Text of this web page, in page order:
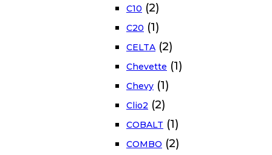
C10 (2)
C20 (1)
CELTA (2)
Chevette (1)
Chevy (1)
Clio2 (2)
COBALT (1)
COMBO (2)